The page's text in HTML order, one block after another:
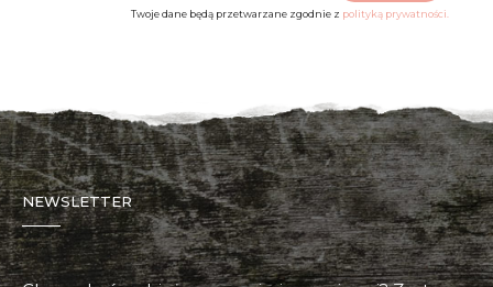
Twoje dane będą przetwarzane zgodnie z polityką prywatności.
NEWSLETTER